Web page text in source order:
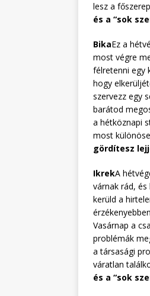
lesz a
és a “sok
BikaEz a
most végre
félretenni egy
hogy
szervezz egy
barátod
a hétköznapi
most
gördítesz
IkrekA
várnak rád,
kerüld a
Vasárnap a
problémák
a társasági
váratlan
és a “sok